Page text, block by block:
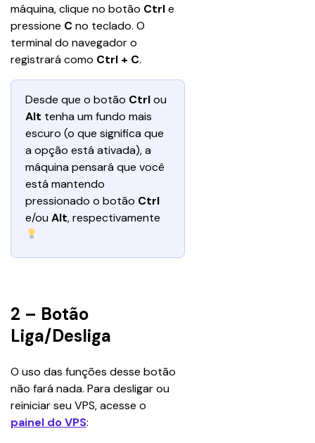
máquina, clique no botão Ctrl e
pressione C no teclado. O
terminal do navegador o
registrará como Ctrl + C.
Desde que o botão Ctrl ou
Alt tenha um fundo mais
escuro (o que significa que
a opção está ativada), a
máquina pensará que você
está mantendo
pressionado o botão Ctrl
e/ou Alt, respectivamente
2 – Botão
Liga/Desliga
O uso das funções desse botão
não fará nada. Para desligar ou
reiniciar seu VPS, acesse o
painel do VPS: